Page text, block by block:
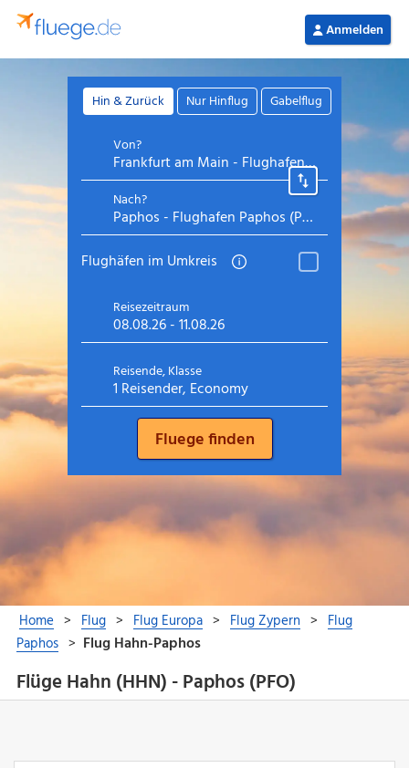
Flüge Hahn (HHN) - Paphos (PFO)